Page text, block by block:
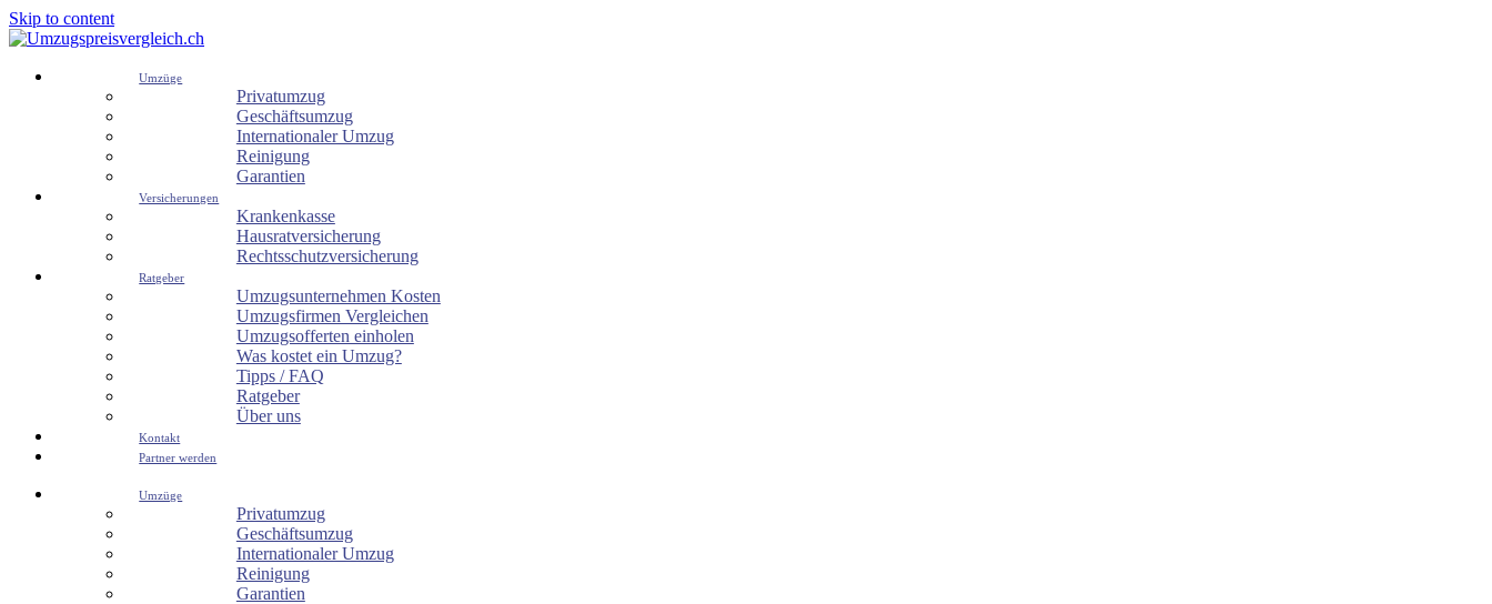
Skip to content
Umzüge
Privatumzug
Geschäftsumzug
Internationaler Umzug
Reinigung
Garantien
Versicherungen
Krankenkasse
Hausratversicherung
Rechtsschutzversicherung
Ratgeber
Umzugsunternehmen Kosten
Umzugsfirmen Vergleichen
Umzugsofferten einholen
Was kostet ein Umzug?
Tipps / FAQ
Ratgeber
Über uns
Kontakt
Partner werden
Umzüge
Privatumzug
Geschäftsumzug
Internationaler Umzug
Reinigung
Garantien